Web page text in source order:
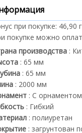
при покупке: 46,90
покупке можно
производства:
: 65 мм
: 65 мм
: 2000 мм
: С орнаментом
: Гибкий
: полиуретан
: загрунтован